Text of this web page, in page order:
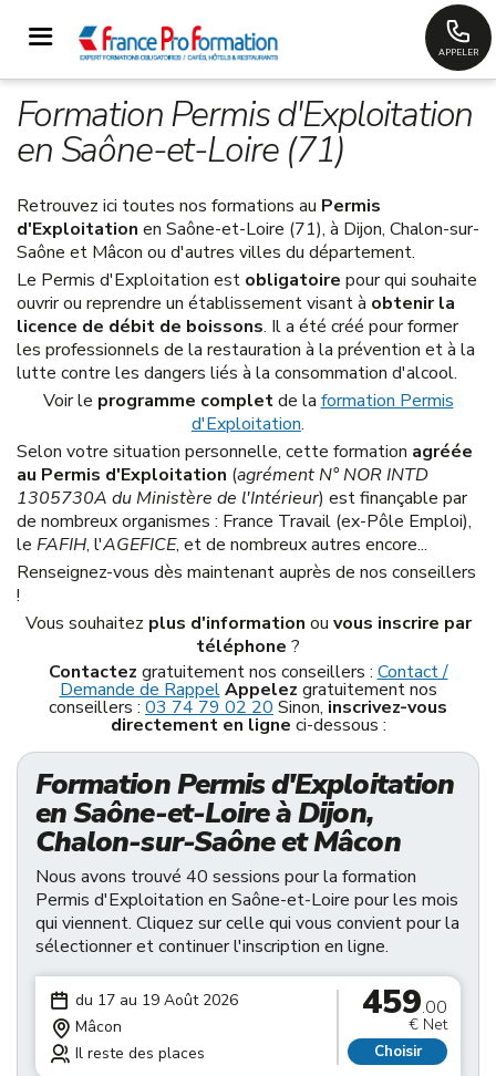
APPELER
Formation Permis d'Exploitation
en Saône-et-Loire (71)
Retrouvez ici toutes nos formations au Permis
d'Exploitation en Saône-et-Loire (71), à Dijon, Chalon-sur-
Saône et Mâcon ou d'autres villes du département.
Le Permis d'Exploitation est obligatoire pour qui souhaite
ouvrir ou reprendre un établissement visant à obtenir la
licence de débit de boissons. Il a été créé pour former
les professionnels de la restauration à la prévention et à la
lutte contre les dangers liés à la consommation d'alcool.
Voir le programme completde la formation Permis
d'Exploitation.
Selon votre situation personnelle, cette formation agréée
au Permis d'Exploitation (agrément N° NOR INTD
1305730A du Ministère de l'Intérieur) est finançable par
de nombreux organismes : France Travail (ex-Pôle Emploi),
le FAFIH, l'AGEFICE, et de nombreux autres encore...
Renseignez-vous dès maintenant auprès de nos conseillers
!
Vous souhaitez plus d'information ou vous inscrire par
téléphone ?
Contactez gratuitement nos conseillers : Contact /
Demande de Rappel Appelez gratuitement nos
conseillers : 03 74 79 02 20 Sinon, inscrivez-vous
directement en ligne ci-dessous :
Formation Permis d'Exploitation
en Saône-et-Loire à Dijon,
Chalon-sur-Saône et Mâcon
Nous avons trouvé 40 sessions pour la formation
Permis d'Exploitation en Saône-et-Loire pour les mois
qui viennent. Cliquez sur celle qui vous convient pour la
sélectionner et continuer l'inscription en ligne.
du 17 au 19 Août 2026
Mâcon
Il reste des places
459.00
€ Net
Choisir